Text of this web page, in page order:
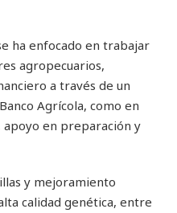
ha enfocado en trabajar
agropecuarios,
a través de un
Agrícola, como en
apoyo en preparación y
y mejoramiento
calidad genética, entre